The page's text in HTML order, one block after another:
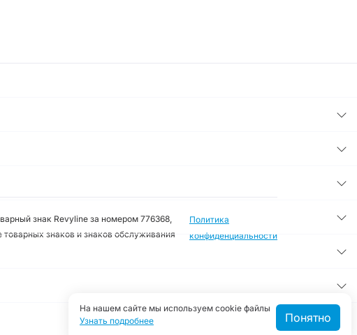
знак Revyline за номером 776368,
товарных знаков и знаков обслуживания
Политика
конфиденциальности
На нашем сайте мы используем cookie файлы
Узнать подробнее
Понятно